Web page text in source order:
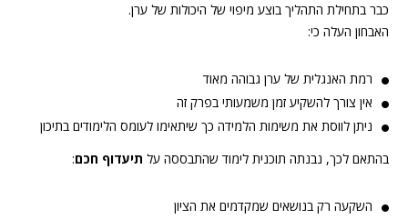
כבר בתחילת התהליך בוצע מיפוי של היכולות של ערן.
האבחון העלה כי:
רמת האנגלית של ערן גבוהה מאוד
אין צורך להשקיע זמן משמעותי בפרק זה
ניתן לווסת את משימות הלמידה כך שיתאימו לעומס הלימודים בתיכון
בהתאם לכך, נבנתה תוכנית לימוד שהתבססה על תיעדוף חכם:
השקעה רק בנושאים שמקדמים את הציון